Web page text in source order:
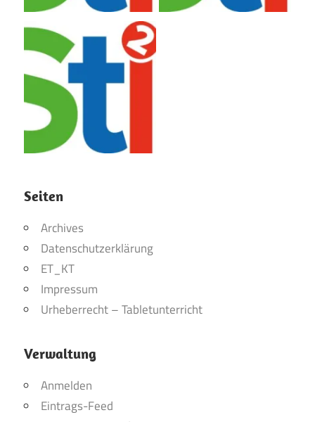
Seiten
Archives
Datenschutzerklärung
ET_KT
Impressum
Urheberrecht – Tabletunterricht
Verwaltung
Anmelden
Eintrags-Feed